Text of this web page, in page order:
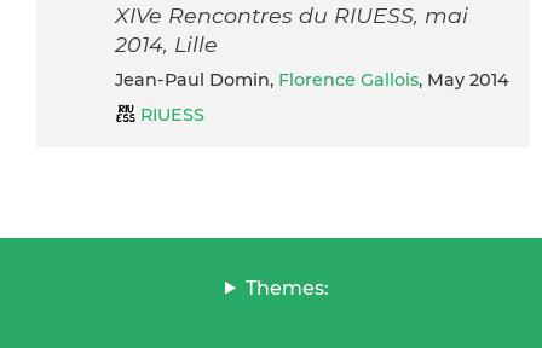
XIVe Rencontres du RIUESS, mai
2014, Lille
Jean-Paul Domin, Florence Gallois, May 2014
RIUESS
Themes: